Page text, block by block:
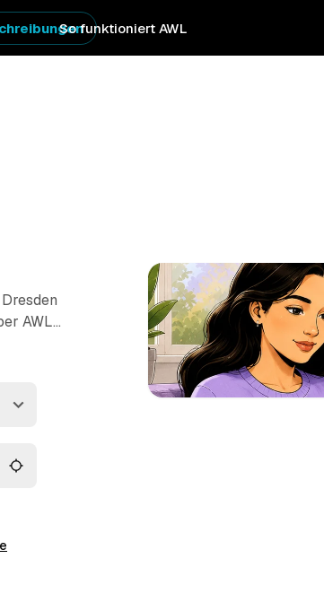
So funktioniert AWL
AWL